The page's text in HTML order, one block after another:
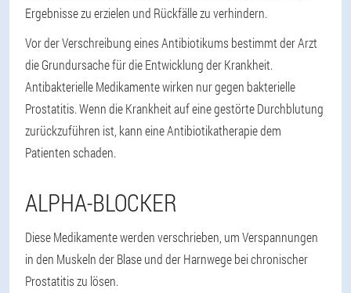
Ergebnisse zu erzielen und Rückfälle zu verhindern.
Vor der Verschreibung eines Antibiotikums bestimmt der Arzt
die Grundursache für die Entwicklung der Krankheit.
Antibakterielle Medikamente wirken nur gegen bakterielle
Prostatitis. Wenn die Krankheit auf eine gestörte Durchblutung
zurückzuführen ist, kann eine Antibiotikatherapie dem
Patienten schaden.
ALPHA-BLOCKER
Diese Medikamente werden verschrieben, um Verspannungen
in den Muskeln der Blase und der Harnwege bei chronischer
Prostatitis zu lösen.